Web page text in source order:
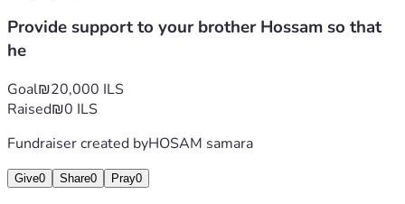
Provide support to your brother Hossam so that
he
Goal₪20,000 ILS
Raised₪0 ILS
Fundraiser created byHOSAM samara
Give0 Share0 Pray0